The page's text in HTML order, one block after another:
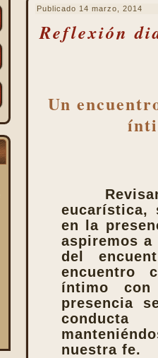
Publicado 14 marzo, 2014
Reflexión
Un
eucarística,
en la
aspiremos
del
encuentro
íntimo
presencia
conducta
nuestra fe.